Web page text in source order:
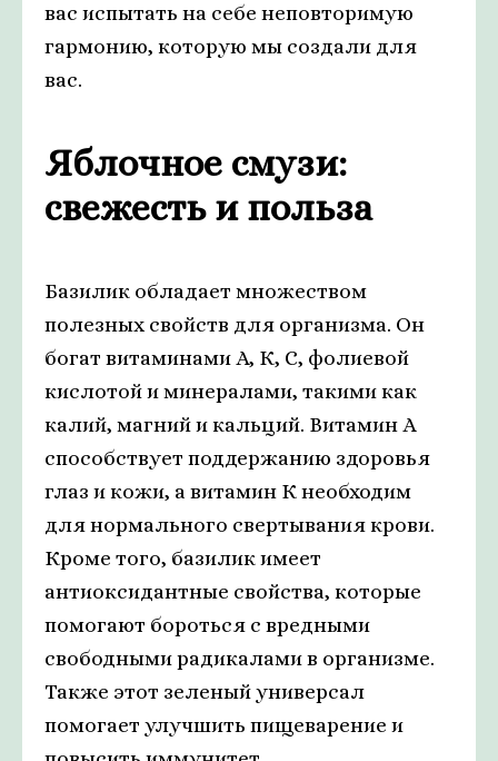
вас испытать на себе неповторимую
гармонию, которую мы создали для
вас.
Яблочное смузи:
свежесть и польза
Базилик обладает множеством
полезных свойств для организма. Он
богат витаминами А, К, С, фолиевой
кислотой и минералами, такими как
калий, магний и кальций. Витамин А
способствует поддержанию здоровья
глаз и кожи, а витамин К необходим
для нормального свертывания крови.
Кроме того, базилик имеет
антиоксидантные свойства, которые
помогают бороться с вредными
свободными радикалами в организме.
Также этот зеленый универсал
помогает улучшить пищеварение и